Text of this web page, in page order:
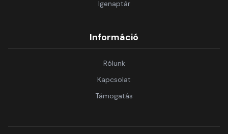
Igenaptár
Információ
Rólunk
Kapcsolat
Támogatás